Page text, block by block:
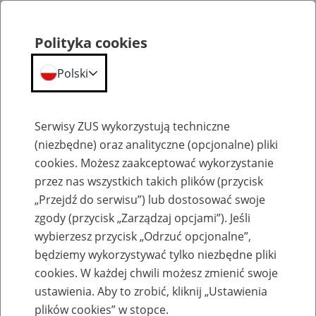
Emerytury
Baza zlikwidowanych lub
przekształconych zakładów pracy
Polityka cookies
Polski
Serwisy ZUS wykorzystują techniczne
(niezbędne) oraz analityczne (opcjonalne) pliki
cookies. Możesz zaakceptować wykorzystanie
przez nas wszystkich takich plików (przycisk
„Przejdź do serwisu”) lub dostosować swoje
zgody (przycisk „Zarządzaj opcjami”). Jeśli
wybierzesz przycisk „Odrzuć opcjonalne”,
będziemy wykorzystywać tylko niezbędne pliki
cookies. W każdej chwili możesz zmienić swoje
ustawienia. Aby to zrobić, kliknij „Ustawienia
plików cookies” w stopce.